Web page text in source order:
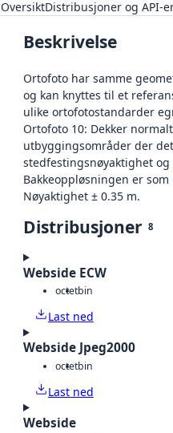
OversiktDistribusjoner og API-
Beskrivelse
Ortofoto har samme
og kan knyttes til et
ulike ortofotostandarder
Ortofoto 10: Dekker
utbyggingsområder der
stedfestingsnøyaktighet
Bakkeoppløsningen er som
Nøyaktighet ± 0.35 m.
Distribusjoner 8
Webside ECW
octetbin
Last ned
Webside Jpeg2000
octetbin
Last ned
Webside